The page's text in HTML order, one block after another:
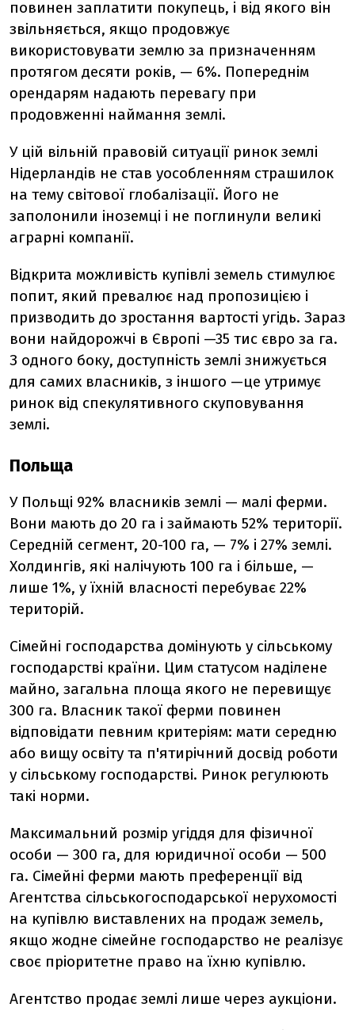
повинен заплатити покупець, і від якого він
звільняється, якщо продовжує
використовувати землю за призначенням
протягом десяти років, — 6%. Попереднім
орендарям надають перевагу при
продовженні наймання землі.
У цій вільній правовій ситуації ринок землі
Нідерландів не став уособленням страшилок
на тему світової глобалізації. Його не
заполонили іноземці і не поглинули великі
аграрні компанії.
Відкрита можливість купівлі земель стимулює
попит, який превалює над пропозицією і
призводить до зростання вартості угідь. Зараз
вони найдорожчі в Європі —35 тис євро за га.
З одного боку, доступність землі знижується
для самих власників, з іншого —це утримує
ринок від спекулятивного скуповування
землі.
Польща
У Польщі 92% власників землі — малі ферми.
Вони мають до 20 га і займають 52% території.
Середній сегмент, 20-100 га, — 7% і 27% землі.
Холдингів, які налічують 100 га і більше, —
лише 1%, у їхній власності перебуває 22%
територій.
Сімейні господарства домінують у сільському
господарстві країни. Цим статусом наділене
майно, загальна площа якого не перевищує
300 га. Власник такої ферми повинен
відповідати певним критеріям: мати середню
або вищу освіту та п'ятирічний досвід роботи
у сільському господарстві. Ринок регулюють
такі норми.
Максимальний розмір угіддя для фізичної
особи — 300 га, для юридичної особи — 500
га. Сімейні ферми мають преференції від
Агентства сільськогосподарської нерухомості
на купівлю виставлених на продаж земель,
якщо жодне сімейне господарство не реалізує
своє пріоритетне право на їхню купівлю.
Агентство продає землі лише через аукціони.